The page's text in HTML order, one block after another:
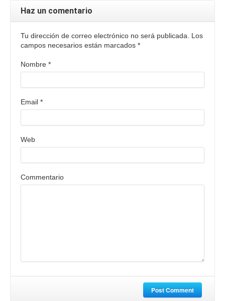
Haz un comentario
Tu dirección de correo electrónico no será publicada. Los
campos necesarios están marcados *
Nombre *
Email *
Web
Commentario
Post Comment